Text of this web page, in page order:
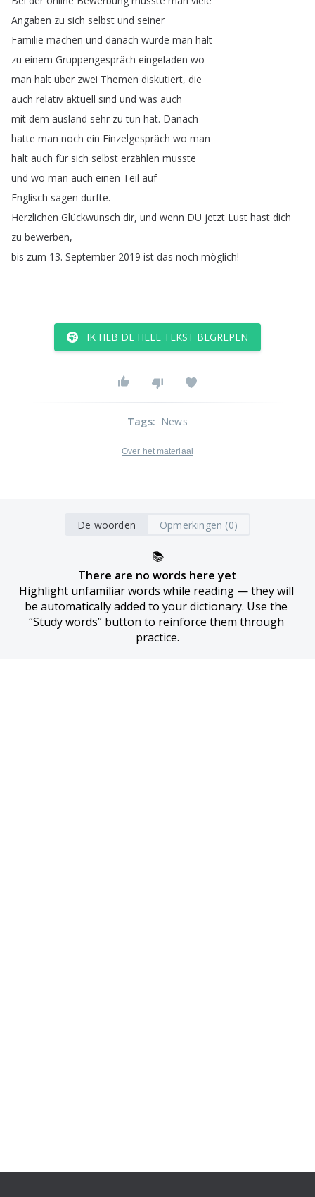
Angaben zu sich selbst und seiner
Familie machen und danach wurde man halt
zu einem Gruppengespräch eingeladen wo
man halt über zwei Themen diskutiert, die
auch relativ aktuell sind und was auch
mit dem ausland sehr zu tun hat. Danach
hatte man noch ein Einzelgespräch wo man
halt auch für sich selbst erzählen musste
und wo man auch einen Teil auf
Englisch sagen durfte.
Herzlichen Glückwunsch dir, und wenn DU jetzt Lust hast dich
zu bewerben,
bis zum 13. September 2019 ist das noch möglich!
IK HEB DE HELE TEKST BEGREPEN
Tags: News
Over het materiaal
De woorden Opmerkingen (0)
📚
There are no words here yet
Highlight unfamiliar words while reading — they will
be automatically added to your dictionary. Use the
“Study words” button to reinforce them through
practice.